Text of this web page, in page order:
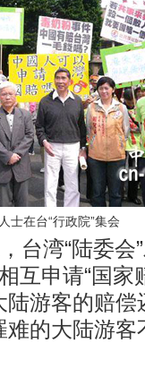
士在台“行政院”集会
湾“陆委会”
互申请“国家
游客的赔偿
难的大陆游